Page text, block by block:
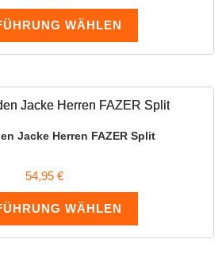
WÄHLEN
Jacke Herren FAZER Split
54,95 €
WÄHLEN